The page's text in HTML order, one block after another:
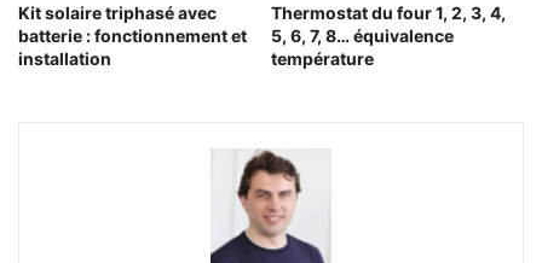
Kit solaire triphasé avec
batterie : fonctionnement et
installation
Thermostat du four 1, 2, 3, 4,
5, 6, 7, 8… équivalence
température